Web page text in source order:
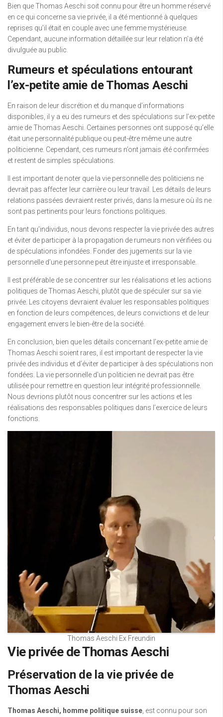
Bien que Thomas Aeschi soit connu pour être un homme réservé
en ce qui concerne sa vie privée, il a été mentionné à quelques
reprises qu’il était en couple avec une femme mystérieuse.
Cependant, aucune information détaillée sur leur relation n’a été
divulguée au public.
Rumeurs et spéculations entourant
l’ex-petite amie de Thomas Aeschi
En raison de leur discrétion et du manque d’informations
disponibles, il y a eu des rumeurs et des spéculations sur l’ex-petite
amie de Thomas Aeschi. Certaines personnes ont supposé qu’elle
était une personnalité publique ou peut-être même une autre
politicienne. Cependant, ces rumeurs n’ont jamais été confirmées
et restent de simples spéculations.
Il est important de noter que la vie personnelle des politiciens ne
devrait pas affecter leur carrière ou leur travail. Les détails de leurs
relations passées devraient rester privés, dans la mesure où ils ne
sont pas pertinents pour leurs fonctions politiques.
En tant qu’individus, nous devons respecter la vie privée des autres
et éviter de participer à la propagation de rumeurs non vérifiées ou
de spéculations infondées. Fonder des jugements sur la vie
personnelle d’une personne peut être injuste et irresponsable.
Il est préférable de se concentrer sur les réalisations et les actions
politiques de Thomas Aeschi, plutôt que de spéculer sur sa vie
privée. Les citoyens devraient évaluer les responsables politiques
en fonction de leurs compétences, de leurs convictions et de leur
engagement envers le bien-être de la société.
En conclusion, bien que les détails concernant l’ex-petite amie de
Thomas Aeschi soient rares, il est important de respecter la vie
privée des individus et d’éviter de participer à des spéculations non
fondées. La vie personnelle d’un politicien ne devrait pas être
utilisée pour remettre en question leur intégrité professionnelle.
Nous devrions plutôt nous concentrer sur les actions et les
réalisations des responsables politiques dans l’exercice de leurs
fonctions.
Thomas Aeschi Ex Freundin
Vie privée de Thomas Aeschi
Préservation de la vie privée de
Thomas Aeschi
Thomas Aeschi, homme politique suisse, est connu pour son